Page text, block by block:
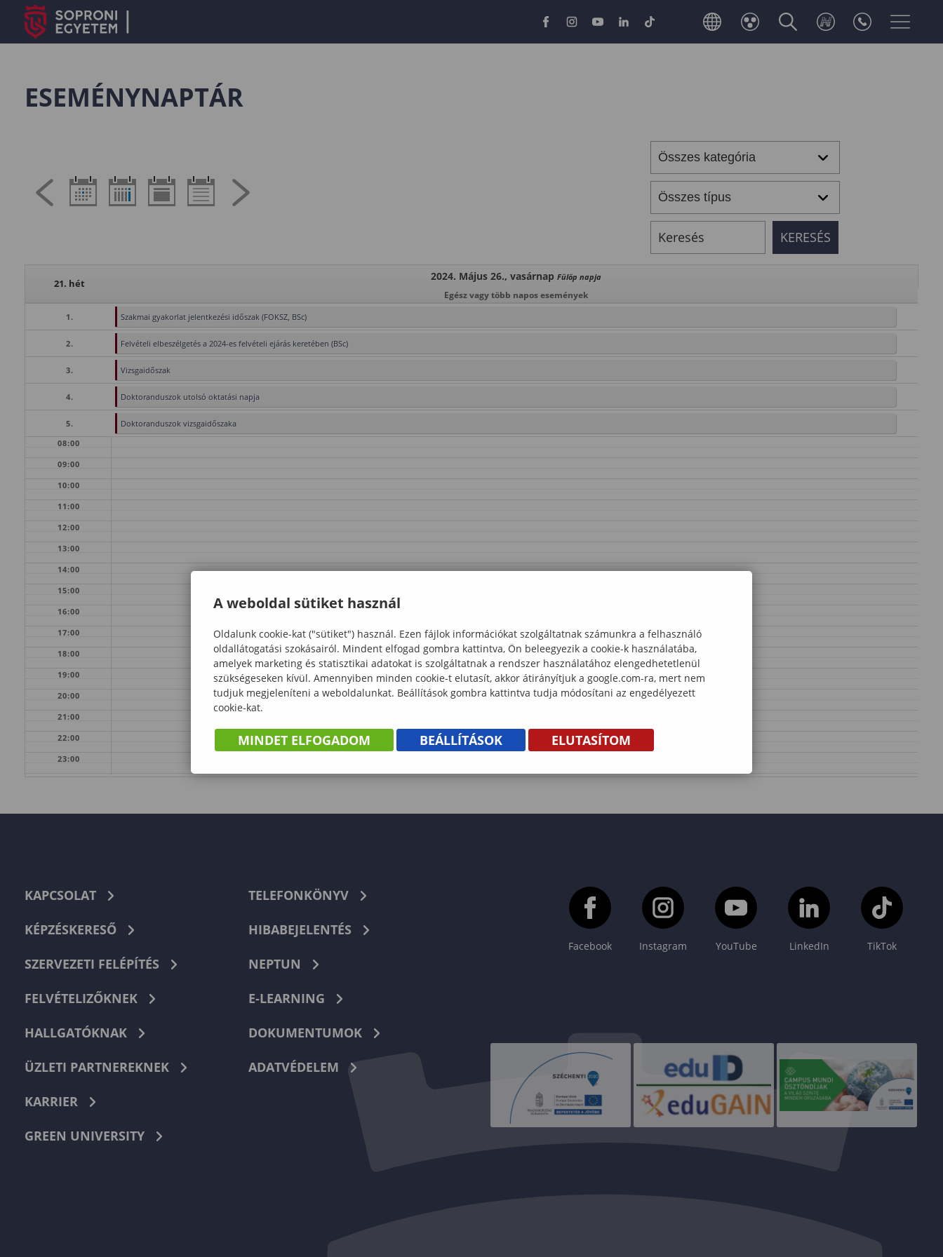
ESEMÉNYNAPTÁR
21. hét
2024. Május 26., vasárnap Fülöp napja
Egész vagy több napos események
1. Szakmai gyakorlat jelentkezési időszak (FOKSZ, BSc)
2. Felvételi elbeszélgetés a 2024-es felvételi ejárás keretében (BSc)
3. Vizsgaidőszak
4. Doktoranduszok utolsó oktatási napja
5.
Doktoranduszok vizsgaidőszaka
08:00
09:00
10:00
11:00
12:00
13:00
14:00
15:00
16:00
17:00
18:00
19:00
20:00
21:00
22:00
23:00
KAPCSOLAT
KÉPZÉSKERESŐ
SZERVEZETI FELÉPÍTÉS
FELVÉTELIZŐKNEK
HALLGATÓKNAK
ÜZLETI PARTNEREKNEK
KARRIER
GREEN UNIVERSITY
TELEFONKÖNYV
HIBABEJELENTÉS
NEPTUN
E-LEARNING
DOKUMENTUMOK
ADATVÉDELEM
Facebook Instagram YouTube LinkedIn TikTok
A weboldal sütiket használ
Oldalunk cookie-kat ("sütiket") használ. Ezen fájlok információkat szolgáltatnak számunkra a felhasználó
oldallátogatási szokásairól. Mindent elfogad gombra kattintva, Ön beleegyezik a cookie-k használatába,
amelyek marketing és statisztikai adatokat is szolgáltatnak a rendszer használatához elengedhetetlenül
szükségeseken kívül. Amennyiben minden cookie-t elutasít, akkor átirányítjuk a google.com-ra, mert nem
tudjuk megjeleníteni a weboldalunkat. Beállítások gombra kattintva tudja módosítani az engedélyezett
cookie-kat.
MINDET ELFOGADOM BEÁLLÍTÁSOK ELUTASÍTOM